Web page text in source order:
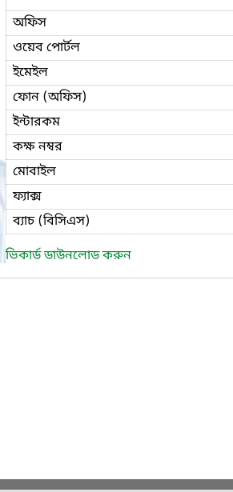
অফিস
ওয়েব পোর্টল
ইমেইল
ফোন (অফিস)
ইন্টারকম
কক্ষ নম্বর
মোবাইল
ফ্যাক্স
ব্যাচ (বিসিএস)
ভিকার্ড ডাউনলোড করুন